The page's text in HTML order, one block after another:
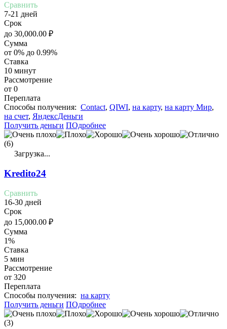
Сравнить
7-21 дней
Срок
до 30,000.00 ₽
Сумма
от 0% до 0.99%
Ставка
10 минут
Рассмотрение
от 0
Переплата
Cпособы получения: Contact, QIWI, на карту, на карту Мир,
на счет, ЯндексДеньги
Получить деньги ПОдробнее
(6)
Загрузка...
Kredito24
Сравнить
16-30 дней
Срок
до 15,000.00 ₽
Сумма
1%
Ставка
5 мин
Рассмотрение
от 320
Переплата
Cпособы получения: на карту
Получить деньги ПОдробнее
(3)